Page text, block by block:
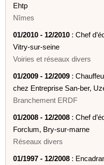
Ehtp
Nîmes
01/2010 - 12/2010 : Chef
Vitry-sur-seine
Voiries et réseaux divers
01/2009 - 12/2009 :
chez Entreprise San-ber,
Branchement ERDF
01/2008 - 12/2008 : Chef
Forclum, Bry-sur-marne
Réseaux divers
01/1997 - 12/2008 :